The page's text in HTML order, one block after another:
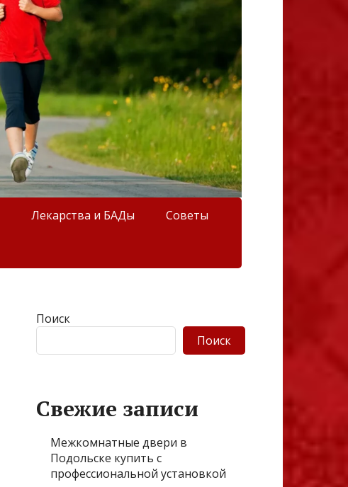
Лекарства и БАДы Советы
Поиск
Поиск
Свежие записи
Межкомнатные двери в
Подольске купить с
профессиональной установкой